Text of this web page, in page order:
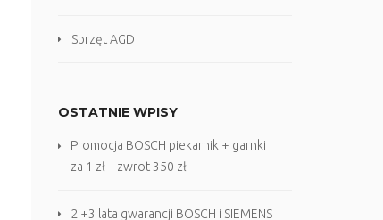
Sprzęt AGD
OSTATNIE WPISY
Promocja BOSCH piekarnik + garnki
za 1 zł – zwrot 350 zł
2 +3 lata gwarancji BOSCH i SIEMENS